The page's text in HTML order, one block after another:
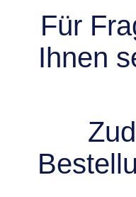
Für
Ihnen